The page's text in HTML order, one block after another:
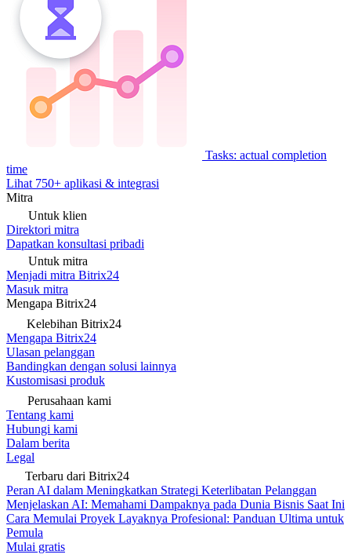
Tasks: actual completion
time
Lihat 750+ aplikasi & integrasi
Mitra
Untuk klien
Direktori mitra
Dapatkan konsultasi pribadi
Untuk mitra
Menjadi mitra Bitrix24
Masuk mitra
Mengapa Bitrix24
Kelebihan Bitrix24
Mengapa Bitrix24
Ulasan pelanggan
Bandingkan dengan solusi lainnya
Kustomisasi produk
Perusahaan kami
Tentang kami
Hubungi kami
Dalam berita
Legal
Terbaru dari Bitrix24
Peran AI dalam Meningkatkan Strategi Keterlibatan Pelanggan
Menjelaskan AI: Memahami Dampaknya pada Dunia Bisnis Saat Ini
Cara Memulai Proyek Layaknya Profesional: Panduan Ultima untuk
Pemula
Mulai gratis